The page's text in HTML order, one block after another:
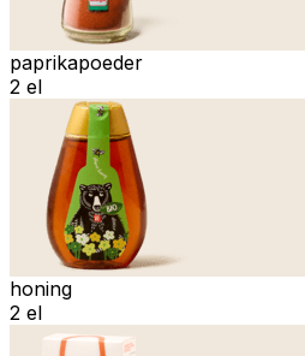
paprikapoeder
2 el
honing
2 el